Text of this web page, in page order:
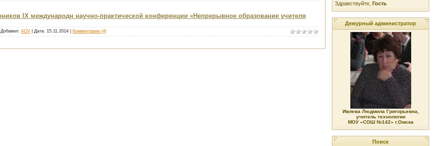
IX международн научно-практической конференции «Непрерывное образование учителя
AOV | Дата: 15.11.2014 Комментарии (4)
Здравствуйте, Гость
Дежурный администратор
Ивлева Людмила Григорьевна,
учитель технологии
МОУ «СОШ №142» г.Омска
Поиск